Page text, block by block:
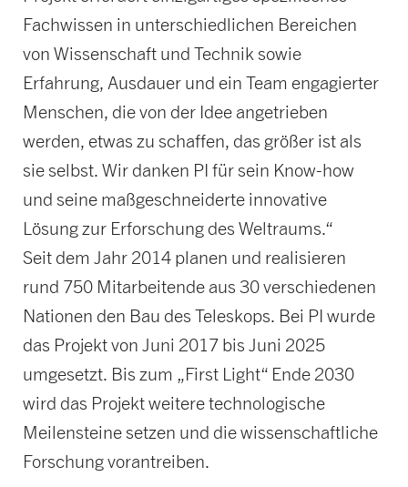
Fachwissen in unterschiedlichen Bereichen
von Wissenschaft und Technik sowie
Erfahrung, Ausdauer und ein Team engagierter
Menschen, die von der Idee angetrieben
werden, etwas zu schaffen, das größer ist als
sie selbst. Wir danken PI für sein Know-how
und seine maßgeschneiderte innovative
Lösung zur Erforschung des Weltraums.“
Seit dem Jahr 2014 planen und realisieren
rund 750 Mitarbeitende aus 30 verschiedenen
Nationen den Bau des Teleskops. Bei PI wurde
das Projekt von Juni 2017 bis Juni 2025
umgesetzt. Bis zum „First Light“ Ende 2030
wird das Projekt weitere technologische
Meilensteine setzen und die wissenschaftliche
Forschung vorantreiben.